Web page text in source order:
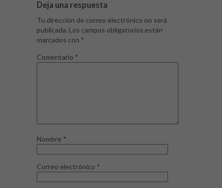
Deja una respuesta
Tu dirección de correo electrónico no será
publicada. Los campos obligatorios están
marcados con *
Comentario *
Nombre *
Correo electrónico *